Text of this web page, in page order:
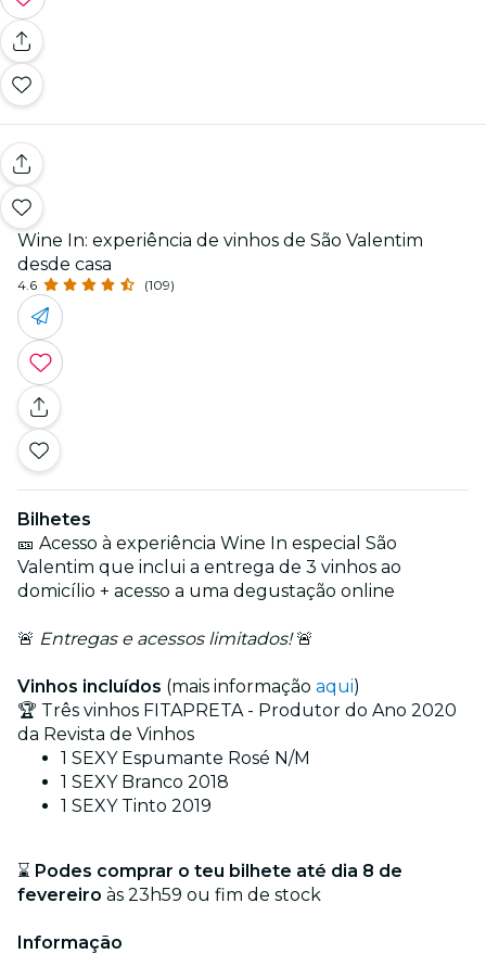
Wine In: experiência de vinhos de São Valentim
desde casa
4.6 (109)
Bilhetes
🎫 Acesso à experiência Wine In especial São
Valentim que inclui a entrega de 3 vinhos ao
domicílio + acesso a uma degustação online
🚨 Entregas e acessos limitados!🚨
Vinhos incluídos (mais informação aqui)
🏆 Três vinhos FITAPRETA - Produtor do Ano 2020
da Revista de Vinhos
1 SEXY Espumante Rosé N/M
1 SEXY Branco 2018
1 SEXY Tinto 2019
⌛ Podes comprar o teu bilhete até dia 8 de
fevereiro às 23h59 ou fim de stock
Informação